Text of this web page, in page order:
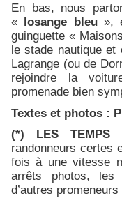
En bas, nous
« losange bleu»,
guinguette «
le stade nautique et
Lagrange (ou de
rejoindre la
promenade
Textes et photos :
(*) LES TEMPS
randonneurs certes
fois à une vitesse
arrêts photos, les
d’autres